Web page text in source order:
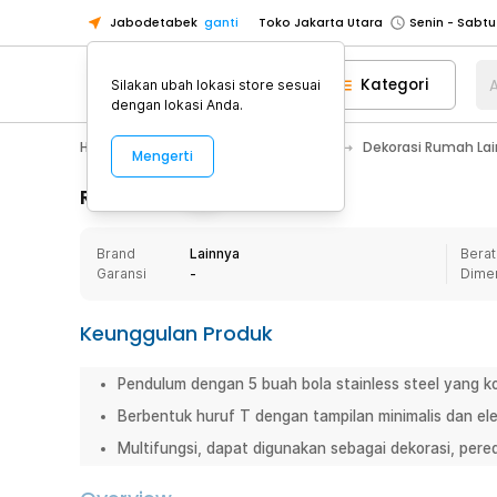
Jabodetabek ganti Toko Jakarta Utara
Toko Tangerang
Toko Cikupa
Pick n Go Jakarta Barat
Senin -
Pick n Go Bekasi
Senin - Jumat
Senin - Jumat
Senin -
Senin -
Toko Tangerang
Pick n Go Jakarta Barat
Senin -
Pick n Go Bekasi
Senin - Jumat
Pick n Go Depok
Senin - Jumat
Kategori
Home Appliance Dekorasi Rumah
Rincian Produk
Brand
Lainnya
Garansi
-
Keunggulan Produk
Pendulum dengan 5 buah bola stainless steel yang
Berbentuk huruf T dengan tampilan minimalis dan
Multifungsi, dapat digunakan sebagai dekorasi,
Silakan ubah lokasi store sesuai
dengan lokasi Anda.
Mengerti